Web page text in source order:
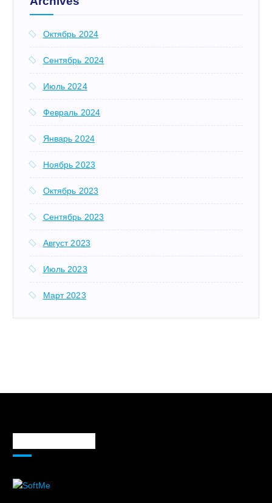
Октябрь 2024
Сентябрь 2024
Июль 2024
Февраль 2024
Январь 2024
Ноябрь 2023
Октябрь 2023
Сентябрь 2023
Август 2023
Июль 2023
Март 2023